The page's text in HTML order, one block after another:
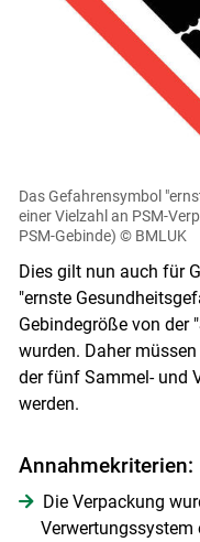
Das Gefahrensymbol
einer Vielzahl an PSM-
PSM-Gebinde) © BMLUK
Dies gilt nun auch für
"ernste
Gebindegröße von der
wurden. Daher
der fünf Sammel- und
werden.
Annahmekriterien:
Die Verpackung